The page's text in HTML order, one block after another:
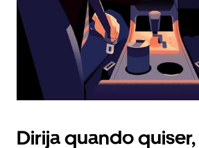
o
calendário.
Dirija quando